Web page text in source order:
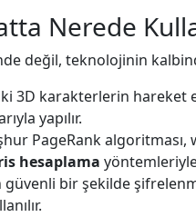
Nerede
değil, teknolojinin
3D karakterlerin hareket
yapılır.
PageRank algoritması,
hesaplama
güvenli bir şekilde